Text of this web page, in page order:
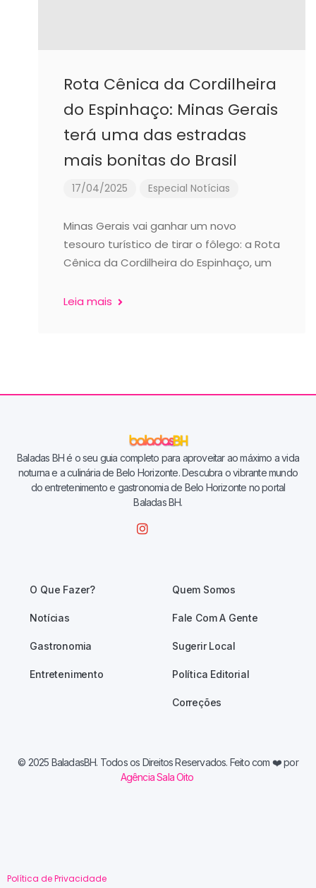
Rota Cênica da Cordilheira
do Espinhaço: Minas Gerais
terá uma das estradas
mais bonitas do Brasil
17/04/2025 Especial Notícias
Minas Gerais vai ganhar um novo
tesouro turístico de tirar o fôlego: a Rota
Cênica da Cordilheira do Espinhaço, um
Leia mais
Baladas BH é o seu guia completo para aproveitar ao máximo a vida
noturna e a culinária de Belo Horizonte. Descubra o vibrante mundo
do entretenimento e gastronomia de Belo Horizonte no portal
Baladas BH.
O Que Fazer?
Notícias
Gastronomia
Entretenimento
Quem Somos
Fale Com A Gente
Sugerir Local
Política Editorial
Correções
© 2025 BaladasBH. Todos os Direitos Reservados. Feito com ❤️ por
Agência Sala Oito
Política de Privacidade